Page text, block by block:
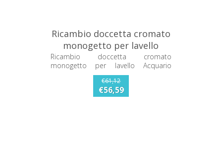
Ricambio doccetta cromato
monogetto per lavello
Acquario Franke
133.0062.588
Ricambio doccetta cromato
monogetto per lavello Acquario
Franke 133.0062.588
€61,12
€56,59